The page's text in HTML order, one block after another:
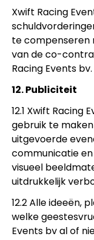
Xwift Racing
te compenseren
van de co-
Racing Events bv.
12. Publiciteit
12.1 Xwift
gebruik te
uitgevoerde
communicatie
visueel
uitdrukkelijk
12.2 Alle ideeën,
welke
Events bv al of